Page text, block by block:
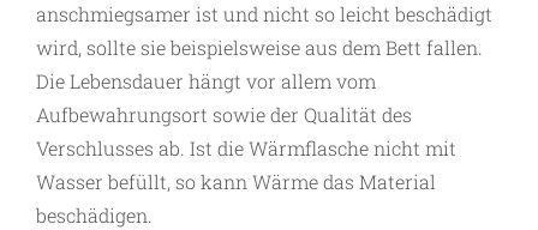
anschmiegsamer ist und nicht so leicht beschädigt
wird, sollte sie beispielsweise aus dem Bett fallen.
Die Lebensdauer hängt vor allem vom
Aufbewahrungsort sowie der Qualität des
Verschlusses ab. Ist die Wärmflasche nicht mit
Wasser befüllt, so kann Wärme das Material
beschädigen.